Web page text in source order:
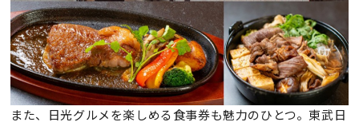
また、日光グルメを楽しめる食事券も魅力のひとつ。東武日